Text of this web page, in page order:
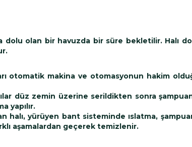
dolu olan bir havuzda bir süre bekletilir. Halı
otomatik makina ve otomasyonun hakim
düz zemin üzerine serildikten sonra
yapılır.
halı, yürüyen bant sisteminde ıslatma,
aşamalardan geçerek temizlenir.